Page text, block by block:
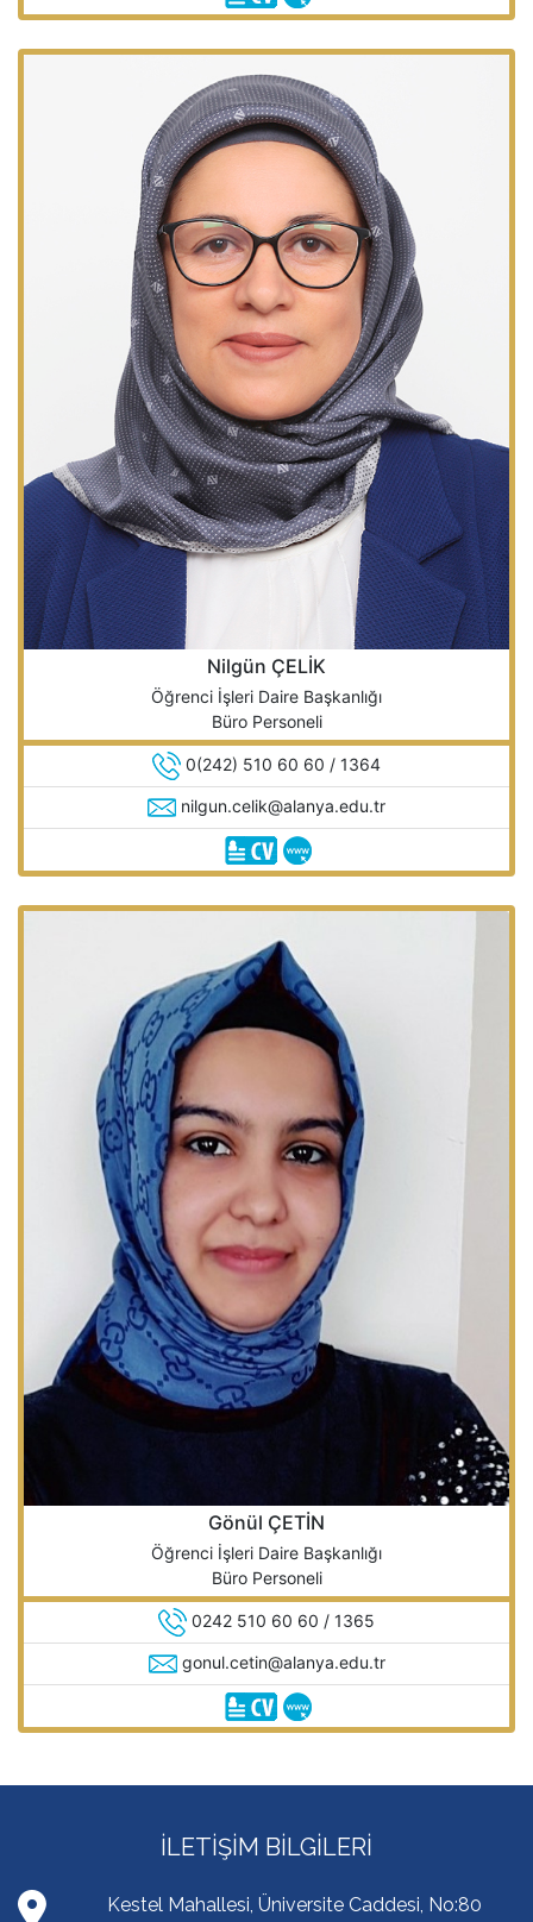
Nilgün ÇELİK
Öğrenci İşleri Daire Başkanlığı
Büro Personeli
0(242) 510 60 60 / 1364
nilgun.celik@alanya.edu.tr
Gönül ÇETİN
Öğrenci İşleri Daire Başkanlığı
Büro Personeli
0242 510 60 60 / 1365
gonul.cetin@alanya.edu.tr
İLETIŞIM BILGILERI
Kestel Mahallesi, Üniversite Caddesi, No:80